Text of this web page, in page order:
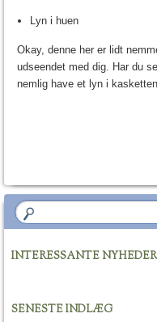
Lyn i huen
Okay, denne her er lidt
udseendet med dig. Har du
nemlig have et lyn i
INTERESSANTE NYHEDER
SENESTE INDLÆG